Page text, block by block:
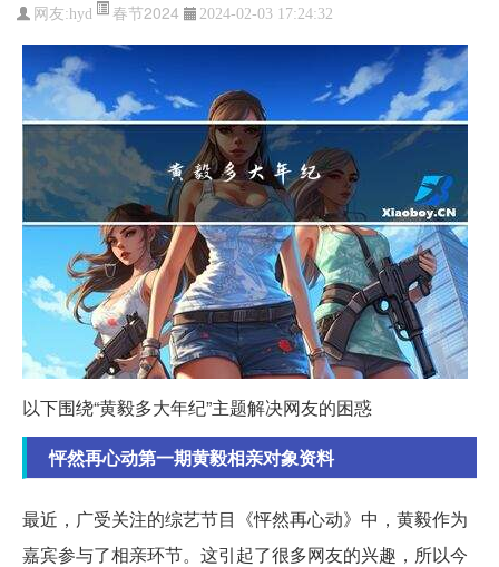
网友:hyd 春节2024 2024-02-03 17:24:32
以下围绕“黄毅多大年纪”主题解决网友的困惑
怦然再心动第一期黄毅相亲对象资料
最近，广受关注的综艺节目《怦然再心动》中，黄毅作为
嘉宾参与了相亲环节。这引起了很多网友的兴趣，所以今